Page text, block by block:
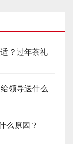
？过年茶礼
领导送什么
么原因？